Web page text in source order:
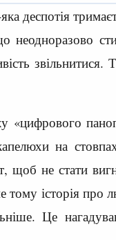
деспотія
на
щоб не стати
історія про
Це